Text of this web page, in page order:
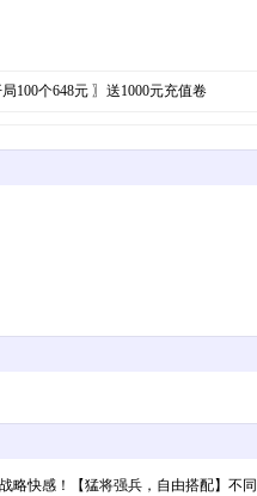
100个648元 〗送1000元充值卷
略快感！【猛将强兵，自由搭配】不